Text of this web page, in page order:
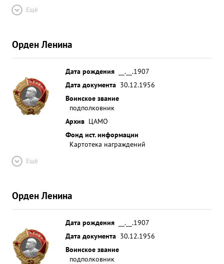
Ещё
Орден Ленина
Дата рождения
__.__.1907
Дата документа 30.12.1956
Воинское звание
подполковник
Архив ЦАМО
Фонд ист. информации
Картотека награждений
Ещё
Орден Ленина
Дата рождения
__.__.1907
Дата документа 30.12.1956
Воинское звание
подполковник